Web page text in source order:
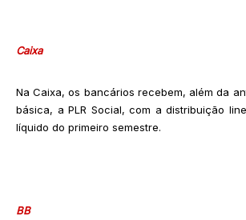
Caixa
Na Caixa, os bancários recebem, além da
básica, a PLR Social, com a distribuição
líquido do primeiro semestre.
BB